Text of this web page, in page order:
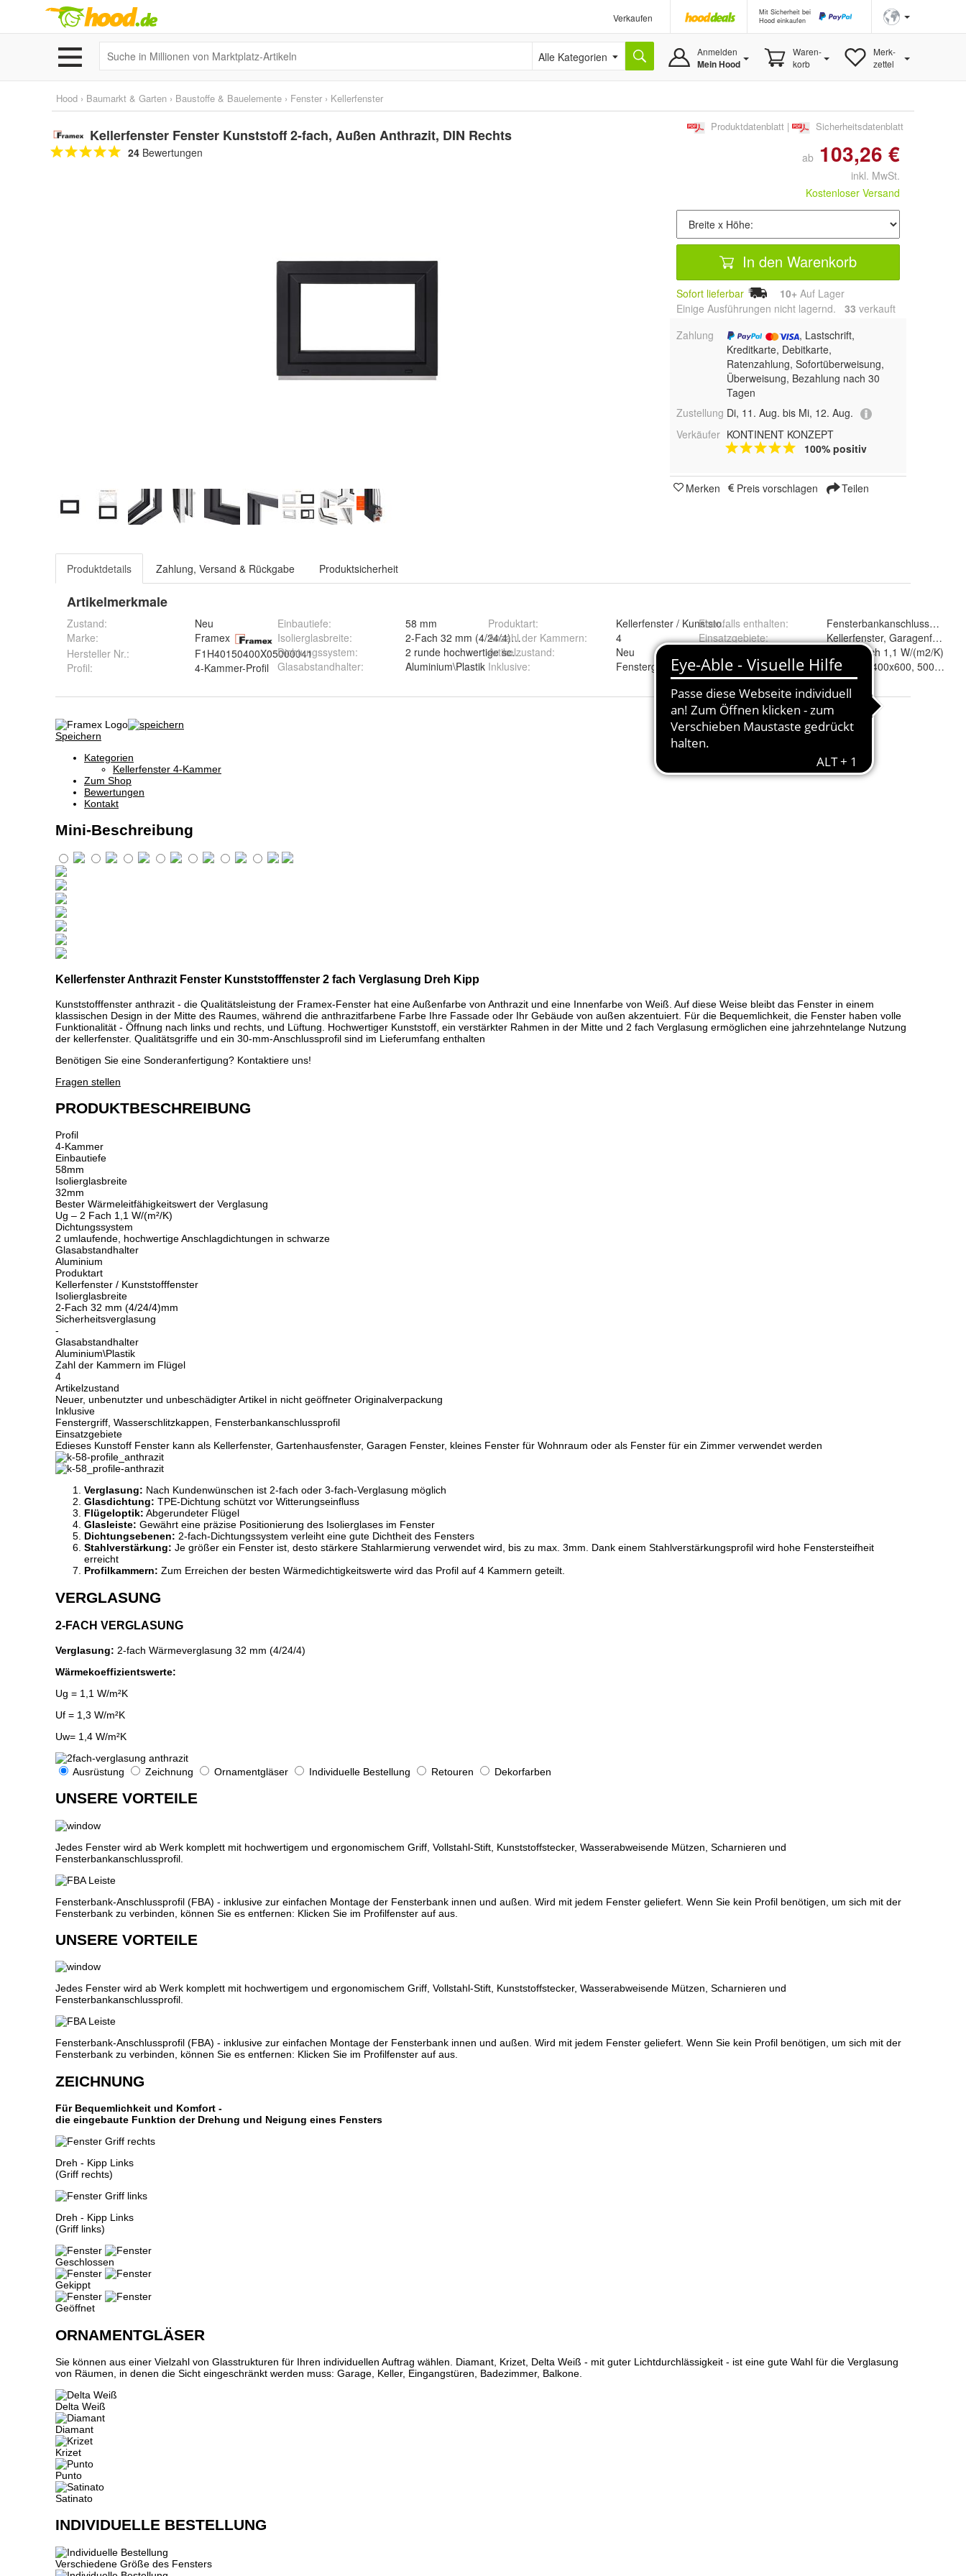
Verkaufen
Mit Sicherheit bei
Hood einkaufen
Alle Kategorien Anmelden
Mein Hood
Waren-
korb
Merk-
zettel
Hood › Baumarkt & Garten › Baustoffe & Bauelemente › Fenster › Kellerfenster
Kellerfenster Fenster Kunststoff 2-fach, Außen Anthrazit, DIN Rechts
24 Bewertungen
Produktdatenblatt | Sicherheitsdatenblatt
ab 103,26 €
inkl. MwSt.
Kostenloser Versand
In den Warenkorb
Sofort lieferbar 10+ Auf Lager
Einige Ausführungen nicht lagernd. 33 verkauft
Zahlung
, Lastschrift,
Kreditkarte, Debitkarte,
Ratenzahlung, Sofortüberweisung,
Überweisung, Bezahlung nach 30
Tagen
Zustellung Di, 11. Aug. bis Mi, 12. Aug.
Verkäufer KONTINENT KONZEPT
100% positiv
Merken Preis vorschlagen Teilen
Produktdetails Zahlung, Versand & Rückgabe Produktsicherheit
Artikelmerkmale
Zustand:
Neu
Marke:
Framex
Hersteller Nr.:
F1H40150400X05000041
Profil: 4-Kammer-Profil
Einbautiefe:
58 mm
Isolierglasbreite:
2-Fach 32 mm (4/24/4)mm
Dichtungssystem:
2 runde hochwertige schwarze Dichtungen
Glasabstandhalter: Aluminium\Plastik
Produktart:
Kellerfenster / Kunststofffenster
Anzahl der Kammern:
4
Artikelzustand:
Neu
Inklusive: Fenstergriff, Wasserschlitzkappen
Ebenfalls enthalten:
Fensterbankanschlussprofil
Einsatzgebiete:
Kellerfenster,
Ug - 2 Fach 1,1 W/(m2/K)
Breite x Höhe: